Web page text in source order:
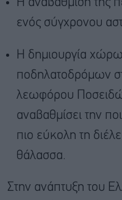
Η αναβάθμιση της
ενός σύγχρονου
Η δημιουργία
ποδηλατοδρόμων
λεωφόρου
αναβαθμίσει την
πιο εύκολη τη
θάλασσα.
Στην ανάπτυξη του